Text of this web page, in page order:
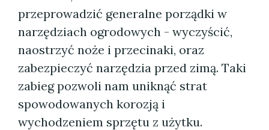
przeprowadzić generalne porządki w
narzędziach ogrodowych - wyczyścić,
naostrzyć noże i przecinaki, oraz
zabezpieczyć narzędzia przed zimą. Taki
zabieg pozwoli nam uniknąć strat
spowodowanych korozją i
wychodzeniem sprzętu z użytku.